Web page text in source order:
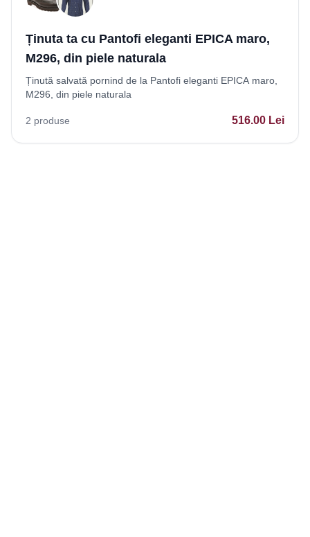
Ținuta ta cu Pantofi eleganti EPICA maro,
M296, din piele naturala
Ținută salvată pornind de la Pantofi eleganti EPICA maro,
M296, din piele naturala
2 produse 516.00 Lei